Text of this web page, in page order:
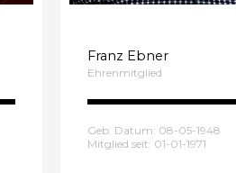
Franz Ebner
Ehrenmitglied
Geb. Datum: 08-05-1948
Mitglied seit: 01-01-1971